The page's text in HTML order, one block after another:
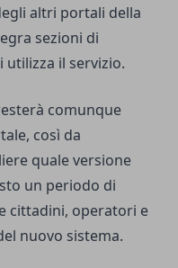
altri portali della
sezioni di
utilizza il servizio.
comunque
così da
quale versione
un periodo di
cittadini, operatori e
nuovo sistema.